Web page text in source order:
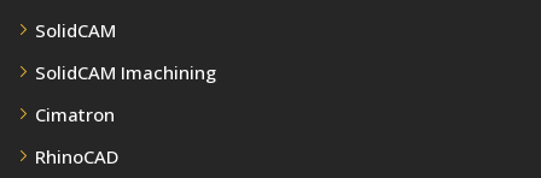
SolidCAM
SolidCAM Imachining
Cimatron
RhinoCAD